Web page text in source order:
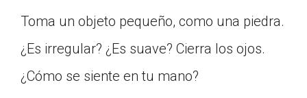
Toma un objeto pequeño, como una piedra.
¿Es irregular? ¿Es suave? Cierra los ojos.
¿Cómo se siente en tu mano?